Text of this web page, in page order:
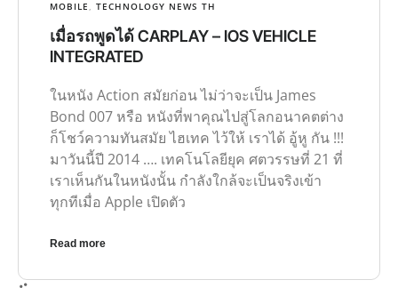
MOBILE TECHNOLOGY NEWS TH
เมื่อรถพูดได้ CARPLAY – IOS VEHICLE
INTEGRATED
ในหนัง Action สมัยก่อน ไม่ว่าจะเป็น James
Bond 007 หรือ หนังที่พาคุณไปสู่โลกอนาคตต่าง
ก็โชว์ความทันสมัย ไฮเทค ไว้ให้ เราได้ อู้หู กัน !!!
มาวันนี้ปี 2014 …. เทคโนโลยียุค ศตวรรษที่ 21 ที่
เราเห็นกันในหนังนั้น กำลังใกล้จะเป็นจริงเข้า
ทุกทีเมื่อ Apple เปิดตัว
Read more